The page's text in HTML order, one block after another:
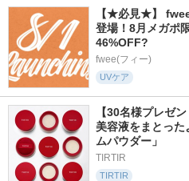
【★必見★】
登場！8月メガポ
46%OFF?
fwee(フィー)
UVケア
【30名様プレゼ
美容液をまとった
ムパウダー」
TIRTIR
TIRTIR